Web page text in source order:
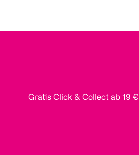
Gratis Click & Collect ab 19 €